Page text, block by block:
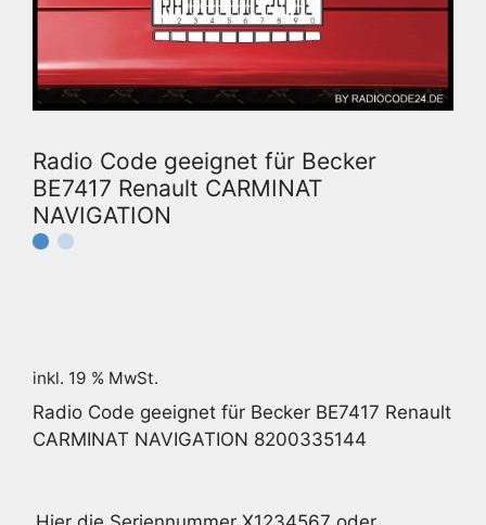
Radio Code geeignet für Becker
BE7417 Renault CARMINAT
NAVIGATION
inkl. 19 % MwSt.
Radio Code geeignet für Becker BE7417 Renault
CARMINAT NAVIGATION 8200335144